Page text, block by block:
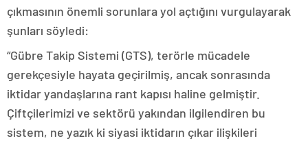
çıkmasının önemli sorunlara yol açtığını vurgulayarak
şunları söyledi:
“Gübre Takip Sistemi (GTS), terörle mücadele
gerekçesiyle hayata geçirilmiş, ancak sonrasında
iktidar yandaşlarına rant kapısı haline gelmiştir.
Çiftçilerimizi ve sektörü yakından ilgilendiren bu
sistem, ne yazık ki siyasi iktidarın çıkar ilişkileri